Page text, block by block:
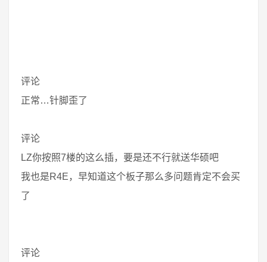
评论
正常…针脚歪了
评论
LZ你按照7楼的这么插，要是还不行就送华硕吧
我也是R4E，早知道这个板子那么多问题肯定不会买
了
评论